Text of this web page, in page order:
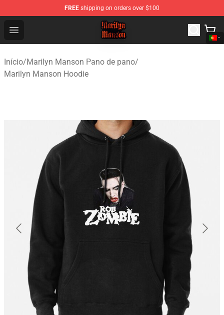
FREE shipping on orders over $100
Open menu
Marilyn Manson Shop - Official Marilyn Manson
Início/Marilyn Manson Pano de pano/
Marilyn Manson Hoodie